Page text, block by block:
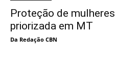
Proteção de
priorizada em MT
Da Redação CBN